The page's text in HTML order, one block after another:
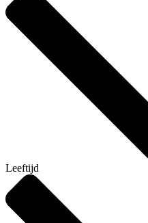
Leeftijd